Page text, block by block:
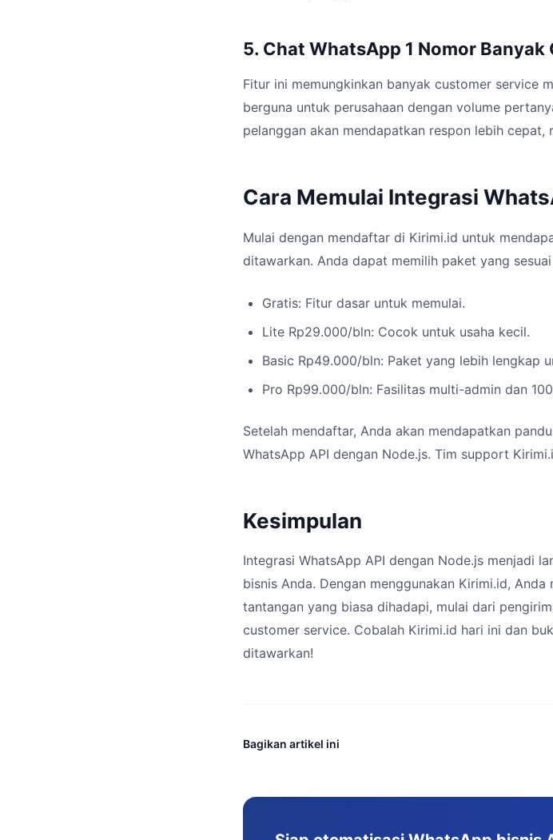
5. Chat WhatsApp 1 Nomor
Fitur ini memungkinkan banyak customer service
berguna untuk perusahaan dengan volume
pelanggan akan mendapatkan respon lebih
Cara Memulai Integrasi
Mulai dengan mendaftar di Kirimi.id untuk
ditawarkan. Anda dapat memilih paket yang
Gratis: Fitur dasar untuk memulai.
Lite Rp29.000/bln: Cocok untuk usaha kecil.
Basic Rp49.000/bln: Paket yang lebih lengkap
Pro Rp99.000/bln: Fasilitas multi-admin dan
Setelah mendaftar, Anda akan mendapatkan
WhatsApp API dengan Node.js. Tim support
Kesimpulan
Integrasi WhatsApp API dengan Node.js menjadi
bisnis Anda. Dengan menggunakan Kirimi.id,
tantangan yang biasa dihadapi, mulai dari
customer service. Cobalah Kirimi.id hari ini dan
ditawarkan!
Bagikan artikel ini